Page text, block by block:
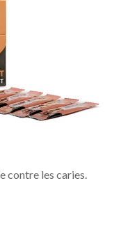
contre les caries.